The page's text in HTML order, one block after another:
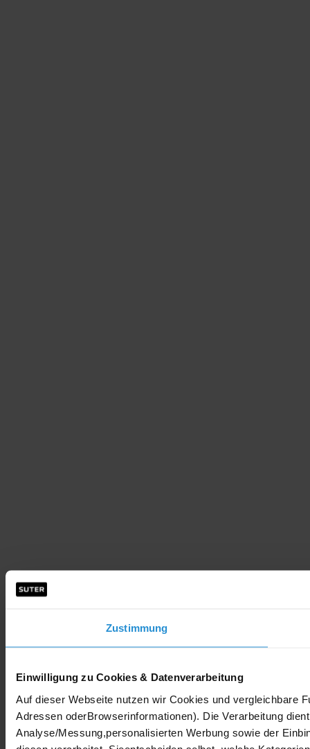
Zustimmung
Einwilligung zu Cookies & Datenverarbeitung
Auf dieser Webseite nutzen wir Cookies und vergleichbare
Adressen oderBrowserinformationen). Die Verarbeitung
Analyse/Messung,personalisierten Werbung sowie der